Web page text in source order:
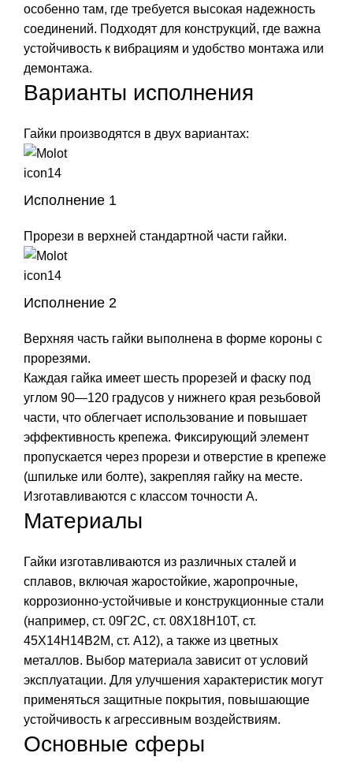
особенно там, где требуется высокая надежность
соединений. Подходят для конструкций, где важна
устойчивость к вибрациям и удобство монтажа или
демонтажа.
Варианты исполнения
Гайки производятся в двух вариантах:
Исполнение 1
Прорези в верхней стандартной части гайки.
Исполнение 2
Верхняя часть гайки выполнена в форме короны с
прорезями.
Каждая гайка имеет шесть прорезей и фаску под
углом 90—120 градусов у нижнего края резьбовой
части, что облегчает использование и повышает
эффективность крепежа. Фиксирующий элемент
пропускается через прорези и отверстие в крепеже
(шпильке или болте), закрепляя гайку на месте.
Изготавливаются с классом точности А.
Материалы
Гайки изготавливаются из различных сталей и
сплавов, включая жаростойкие, жаропрочные,
коррозионно-устойчивые и конструкционные стали
(например, ст. 09Г2С, ст. 08Х18Н10Т, ст.
45Х14Н14В2М, ст. А12), а также из цветных
металлов. Выбор материала зависит от условий
эксплуатации. Для улучшения характеристик могут
применяться защитные покрытия, повышающие
устойчивость к агрессивным воздействиям.
Основные сферы